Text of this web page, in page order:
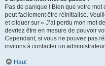
Pas de panique ! Bien que votre
peut facilement être réinitialisé.
et cliquer sur « J’ai perdu mon mot
devriez être en mesure de pouvoir
Cependant, si vous ne pouvez pas
invitons à contacter un
Haut